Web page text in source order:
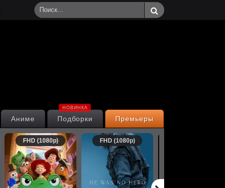
Премьеры
Подборки
НОВИНКА
Аниме
FHD (1080p) FHD (1080p)